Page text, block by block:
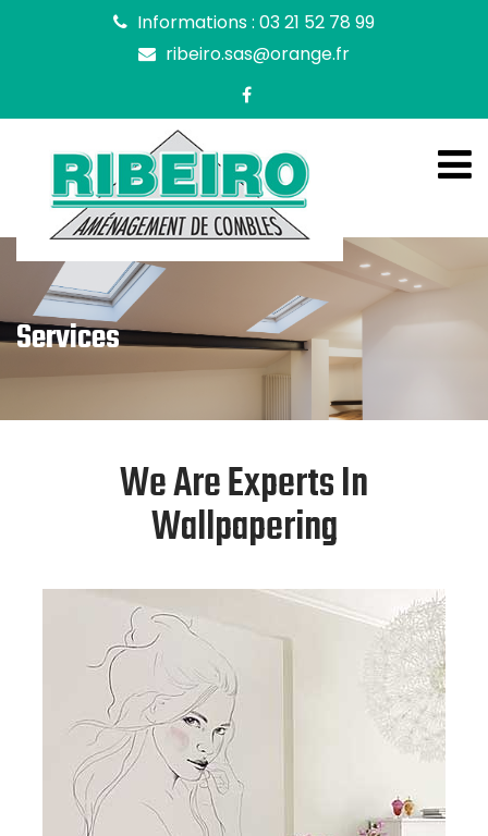
Informations : 03 21 52 78 99
ribeiro.sas@orange.fr
Services
We Are Experts In
Wallpapering